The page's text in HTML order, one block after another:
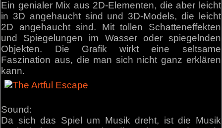
Ein genialer Mix aus 2D-Elementen, die aber leicht
in 3D angehaucht sind und 3D-Models, die leicht
2D angehaucht sind. Mit tollen Schatteneffekten
und Spiegelungen im Wasser oder spiegelnden
Objekten. Die Grafik wirkt eine seltsame
Faszination aus, die man sich nicht ganz erklären
kann.
Sound:
Da sich das Spiel um Musik dreht, ist die Musik